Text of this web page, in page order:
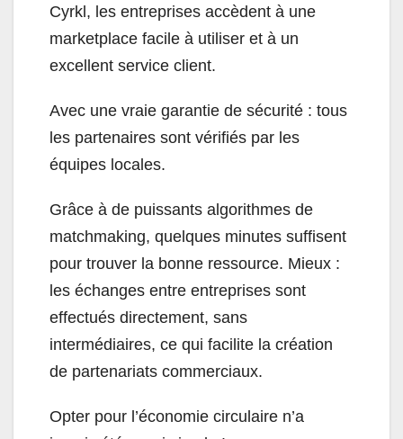
Cyrkl, les entreprises accèdent à une
marketplace facile à utiliser et à un
excellent service client.
Avec une vraie garantie de sécurité : tous
les partenaires sont vérifiés par les
équipes locales.
Grâce à de puissants algorithmes de
matchmaking, quelques minutes suffisent
pour trouver la bonne ressource. Mieux :
les échanges entre entreprises sont
effectués directement, sans
intermédiaires, ce qui facilite la création
de partenariats commerciaux.
Opter pour l’économie circulaire n’a